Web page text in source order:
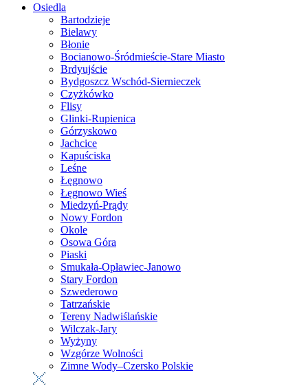
Osiedla
Bartodzieje
Bielawy
Błonie
Bocianowo-Śródmieście-Stare Miasto
Brdyujście
Bydgoszcz Wschód-Siernieczek
Czyżkówko
Flisy
Glinki-Rupienica
Górzyskowo
Jachcice
Kapuściska
Leśne
Łęgnowo
Łęgnowo Wieś
Miedzyń-Prądy
Nowy Fordon
Okole
Osowa Góra
Piaski
Smukała-Opławiec-Janowo
Stary Fordon
Szwederowo
Tatrzańskie
Tereny Nadwiślańskie
Wilczak-Jary
Wyżyny
Wzgórze Wolności
Zimne Wody–Czersko Polskie